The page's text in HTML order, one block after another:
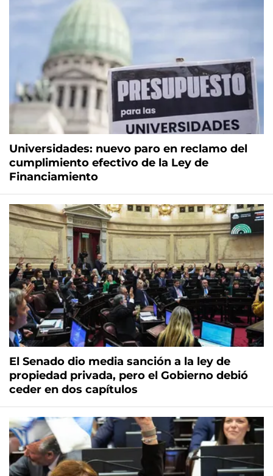
Universidades: nuevo paro en reclamo del
cumplimiento efectivo de la Ley de
Financiamiento
El Senado dio media sanción a la ley de
propiedad privada, pero el Gobierno debió
ceder en dos capítulos